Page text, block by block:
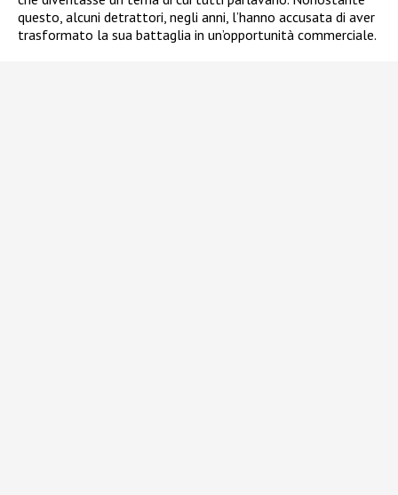
questo, alcuni detrattori, negli anni, l’hanno accusata di aver
trasformato la sua battaglia in un’opportunità commerciale.